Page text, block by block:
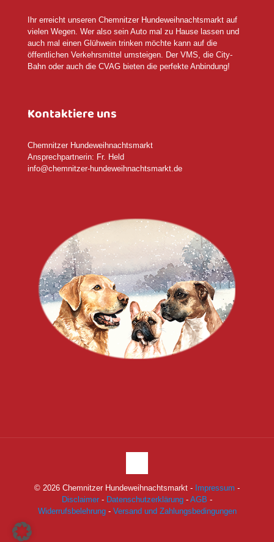
Ihr erreicht unseren Chemnitzer Hundeweihnachtsmarkt auf
vielen Wegen. Wer also sein Auto mal zu Hause lassen und
auch mal einen Glühwein trinken möchte kann auf die
öffentlichen Verkehrsmittel umsteigen. Der VMS, die City-
Bahn oder auch die CVAG bieten die perfekte Anbindung!
Kontaktiere uns
Chemnitzer Hundeweihnachtsmarkt
Ansprechpartnerin: Fr. Held
info@chemnitzer-hundeweihnachtsmarkt.de
© 2026 Chemnitzer Hundeweihnachtsmarkt - Impressum -
Disclaimer - Datenschutzerklärung - AGB -
Widerrufsbelehrung- Versand und Zahlungsbedingungen